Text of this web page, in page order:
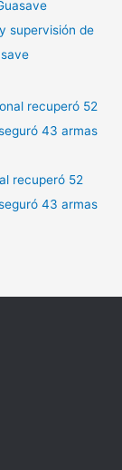
supervisión de
recuperó 52
43 armas